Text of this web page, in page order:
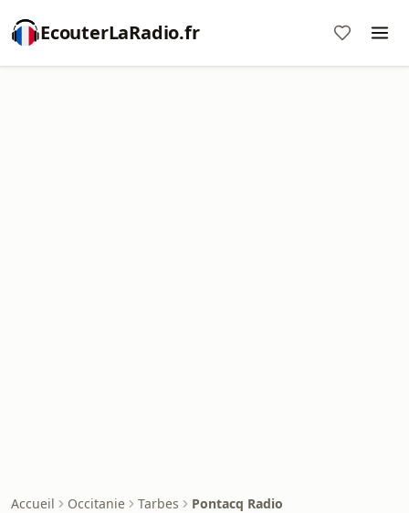
EcouterLaRadio.fr
Accueil Occitanie Tarbes Pontacq Radio